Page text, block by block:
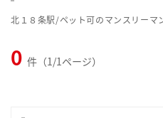
0 件（1/1ページ）